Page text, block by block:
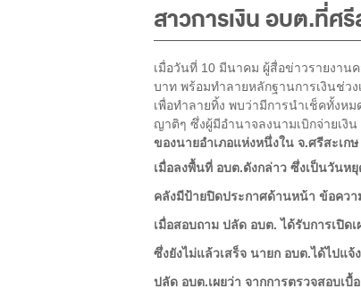
สาวการเงิน อบต.ที่ศ
เมื่อวันที่ 10 มีนาคม ผู้สื่อข่าวรายงาน
บาท พร้อมทำลายหลักฐานการเงินช่ว
เพื่อทำลายทิ้ง พบว่ามีการนำเช็คทั้งห
ญาติๆ ซึ่งผู้มีอำนาจลงนามเบิกจ่ายเงิ
ของนายอำเภอแห่งหนึ่งใน จ.ศรีสะเกษ
เมื่อลงพื้นที่ อบต.ดังกล่าว ซึ่งเป็นวันห
คลังมีป้ายปิดประกาศด้านหน้า ข้อควา
เมื่อสอบถาม ปลัด อบต. ได้รับการเปิด
ซึ่งยังไม่แล้วเสร็จ นายก อบต.ได้ไปแ
ปลัด อบต.เผยว่า จากการตรวจสอบเ